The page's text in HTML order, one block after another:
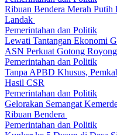
Ribuan Bendera Merah
Landak
Pemerintahan dan Politik
Lewati Tantangan Ekonomi
ASN Perkuat Gotong Royong
Pemerintahan dan Politik
Tanpa APBD Khusus,
Hasil CSR
Pemerintahan dan Politik
Gelorakan Semangat
Ribuan Bendera
Pemerintahan dan Politik